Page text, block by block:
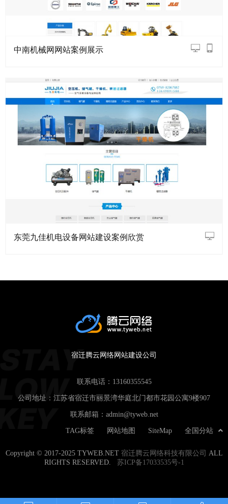
中南机械网网站案例展示
东莞九佳机电设备网站建设案例欣赏
宿迁腾云网络网站建设公司
联系电话： 13160355545
公司地址：江苏省宿迁市丽景湾华庭北门都市花园公寓9楼907
联系邮箱： admin@tyweb.net
全国分站
SiteMap
网站地图
TAG标签
Copyright © 2017-2025 TYWEB.NET 宿迁腾云网络科技有限公司
ALL
RIGHTS RESERVED. 苏ICP备17033535号-1